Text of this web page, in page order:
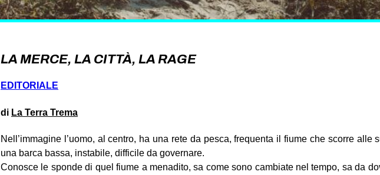
LA MERCE, LA CITTÀ, LA RAGE
EDITORIALE
di La Terra Trema
Nell’immagine l’uomo, al centro, ha una rete da pesca, frequenta il fiume che scorre alle
una barca bassa, instabile, difficile da governare.
Conosce le sponde di quel fiume a menadito, sa come sono cambiate nel tempo, sa da